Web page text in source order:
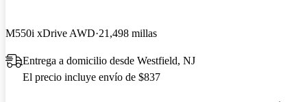
M550i xDrive AWD 21,498 millas
Entrega a domicilio desde Westfield, NJ
El precio incluye envío de $837